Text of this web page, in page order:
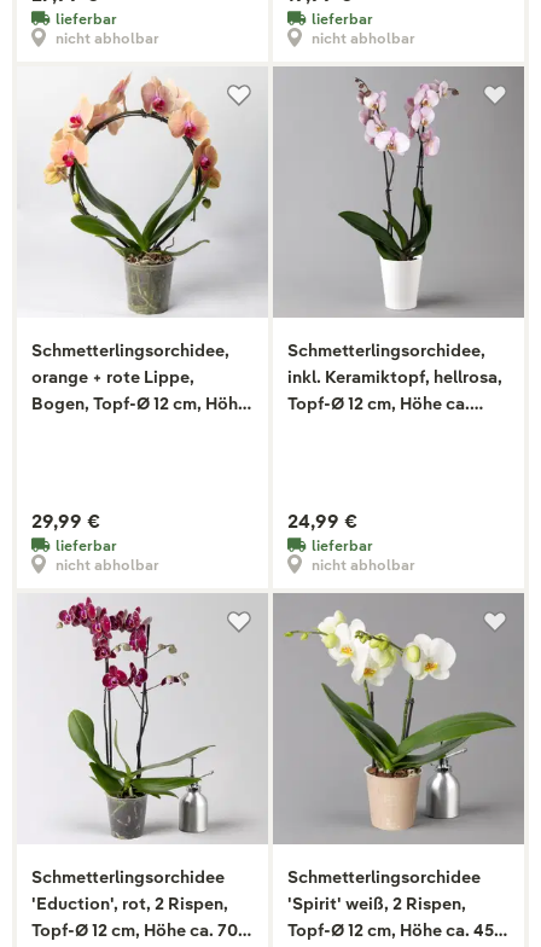
lieferbar
nicht abholbar
lieferbar
nicht abholbar
Schmetterlingsorchidee,
orange + rote Lippe,
Bogen, Topf-Ø 12 cm, Höhe
29,99 €
lieferbar
nicht abholbar
Schmetterlingsorchidee,
inkl. Keramiktopf, hellrosa,
Topf-Ø 12 cm, Höhe ca.
24,99 €
lieferbar
nicht abholbar
Schmetterlingsorchidee
'Eduction', rot, 2 Rispen,
Topf-Ø 12 cm, Höhe ca. 70
Schmetterlingsorchidee
'Spirit' weiß, 2 Rispen,
Topf-Ø 12 cm, Höhe ca. 45